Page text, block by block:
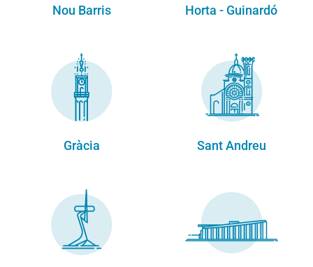
Nou Barris Horta - Guinardó
Gràcia Sant Andreu